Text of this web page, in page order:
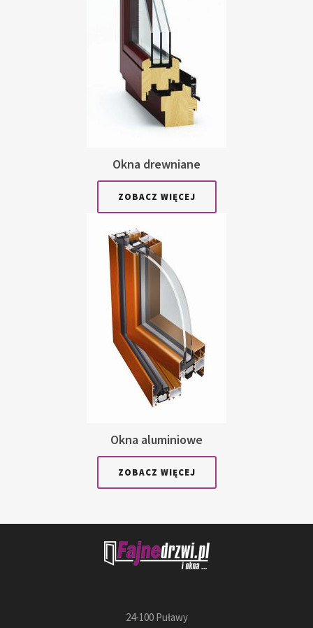
Okna drewniane
ZOBACZ WIĘCEJ
Okna aluminiowe
ZOBACZ WIĘCEJ
24-100 Puławy